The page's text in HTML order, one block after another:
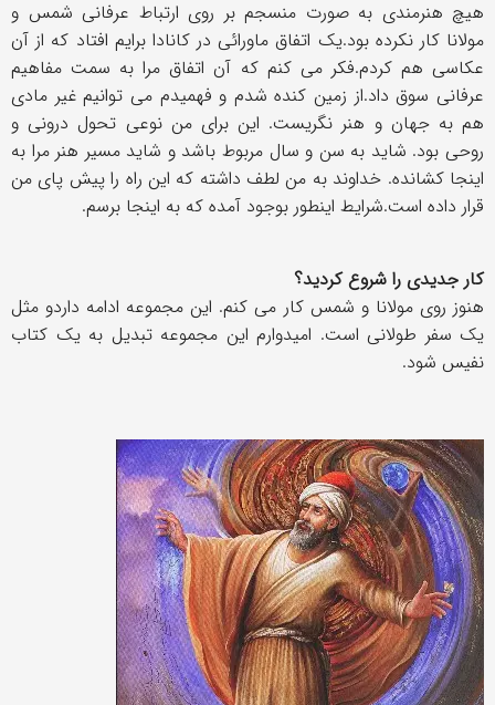
هیچ هنرمندی به صورت منسجم بر روی ارتباط عرفانی شمس و
مولانا کار نکرده بود.یک اتفاق ماورائی در کانادا برایم افتاد که از آن
عکاسی هم کردم.فکر می کنم که آن اتفاق مرا به سمت مفاهیم
عرفانی سوق داد.از زمین کنده شدم و فهمیدم می توانیم غیر مادی
هم به جهان و هنر نگریست. این برای من نوعی تحول درونی و
روحی بود. شاید به سن و سال مربوط باشد و شاید مسیر هنر مرا به
اینجا کشانده. خداوند به من لطف داشته که این راه را پیش پای من
قرار داده است.شرایط اینطور بوجود آمده که به اینجا برسم.
کار جدیدی را شروع کردید؟
هنوز روی مولانا و شمس کار می کنم. این مجموعه ادامه داردو مثل
یک سفر طولانی است. امیدوارم این مجموعه تبدیل به یک کتاب
نفیس شود.